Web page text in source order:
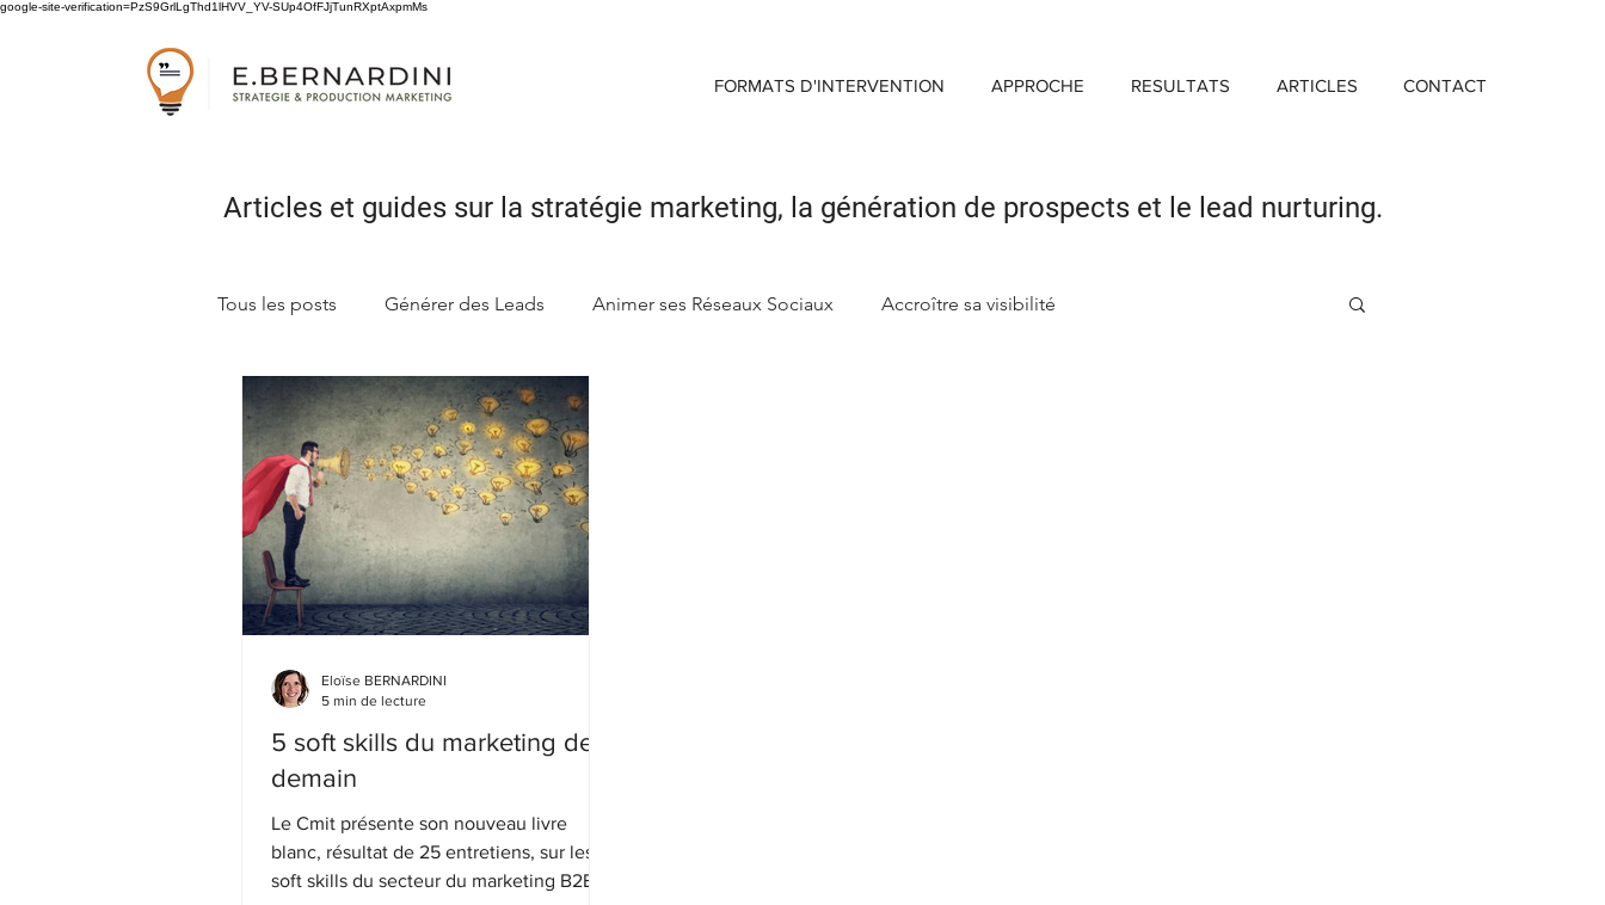
google-site-verification=PzS9GrlLgThd1lHVV_YV-SUp4OfFJjTunRXptAxpmMs
FORMATS D'INTERVENTION APPROCHE RESULTATS ARTICLES CONTACT
Articles et guides surla stratégie marketing, la génération de prospects et le lead nurturing.
Tous les posts Générer des Leads Animer ses Réseaux Sociaux Accroître sa visibilité
Concevoir sa stratégie marketing
5 soft skills du marketing de
demain
Le Cmit présente son nouveau livre
blanc, résultat de 25 entretiens, sur les
soft skills du secteur du marketing B2B
Eloïse BERNARDINI
5 min de lecture